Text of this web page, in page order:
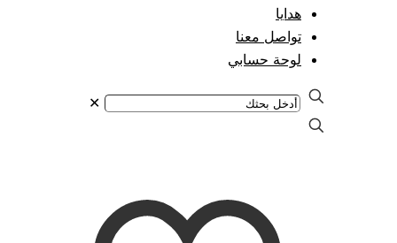
هدايا
تواصل معنا
لوحة حسابي
✕